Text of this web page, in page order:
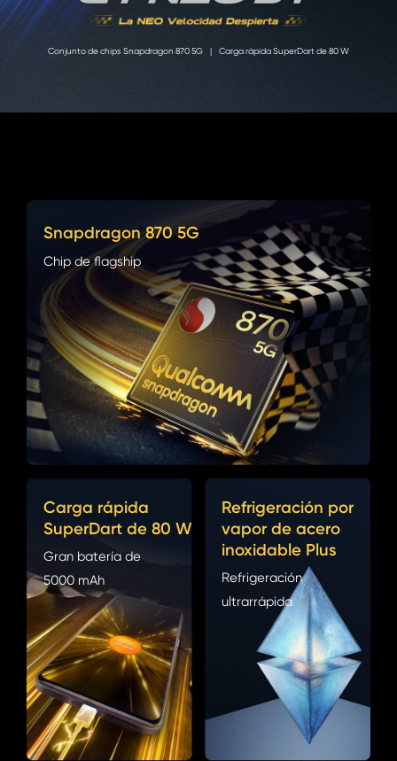
Conjunto de chips Snapdragon 870 5G | Carga rápida SuperDart de 80 W
Snapdragon 870 5G
Chip de flagship
Carga rápida
SuperDart de 80 W
Gran batería de
5000 mAh
Refrigeración por
vapor de acero
inoxidable Plus
Refrigeración
ultrarrápida